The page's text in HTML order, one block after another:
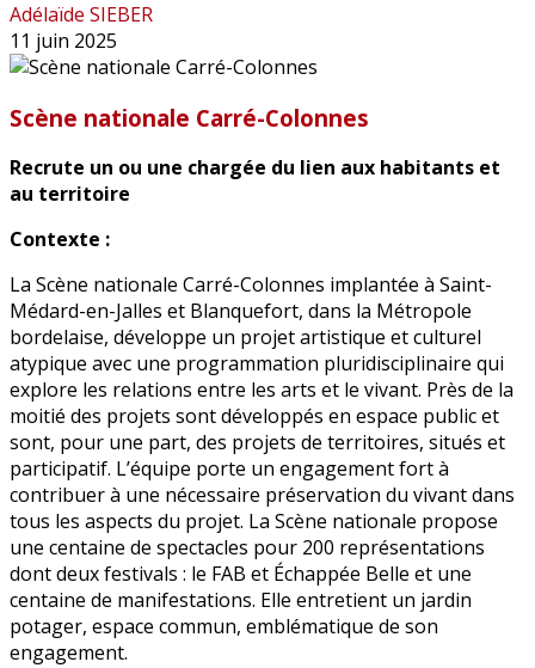
Adélaïde SIEBER
11 juin 2025
Scène nationale Carré-Colonnes
Recrute un ou une chargée du lien aux habitants et
au territoire
Contexte :
La Scène nationale Carré-Colonnes implantée à Saint-
Médard-en-Jalles et Blanquefort, dans la Métropole
bordelaise, développe un projet artistique et culturel
atypique avec une programmation pluridisciplinaire qui
explore les relations entre les arts et le vivant. Près de la
moitié des projets sont développés en espace public et
sont, pour une part, des projets de territoires, situés et
participatif. L’équipe porte un engagement fort à
contribuer à une nécessaire préservation du vivant dans
tous les aspects du projet. La Scène nationale propose
une centaine de spectacles pour 200 représentations
dont deux festivals : le FAB et Échappée Belle et une
centaine de manifestations. Elle entretient un jardin
potager, espace commun, emblématique de son
engagement.